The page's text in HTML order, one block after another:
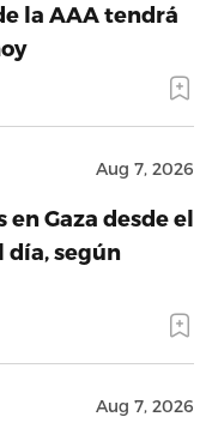
la AAA tendrá
Aug 7, 2026
Gaza desde el
día, según
Aug 7, 2026